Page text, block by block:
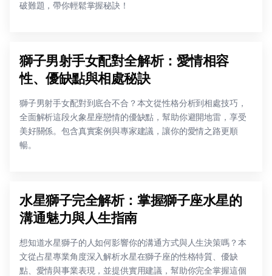
破難題，帶你輕鬆掌握秘訣！
獅子男射手女配對全解析：愛情相容
性、優缺點與相處秘訣
獅子男射手女配對到底合不合？本文從性格分析到相處技巧，
全面解析這段火象星座戀情的優缺點，幫助你避開地雷，享受
美好關係。包含真實案例與專家建議，讓你的愛情之路更順
暢。
水星獅子完全解析：掌握獅子座水星的
溝通魅力與人生指南
想知道水星獅子的人如何影響你的溝通方式與人生決策嗎？本
文從占星專業角度深入解析水星在獅子座的性格特質、優缺
點、愛情與事業表現，並提供實用建議，幫助你完全掌握這個